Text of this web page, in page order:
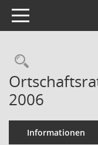
Toggle navigation
2006
Informationen